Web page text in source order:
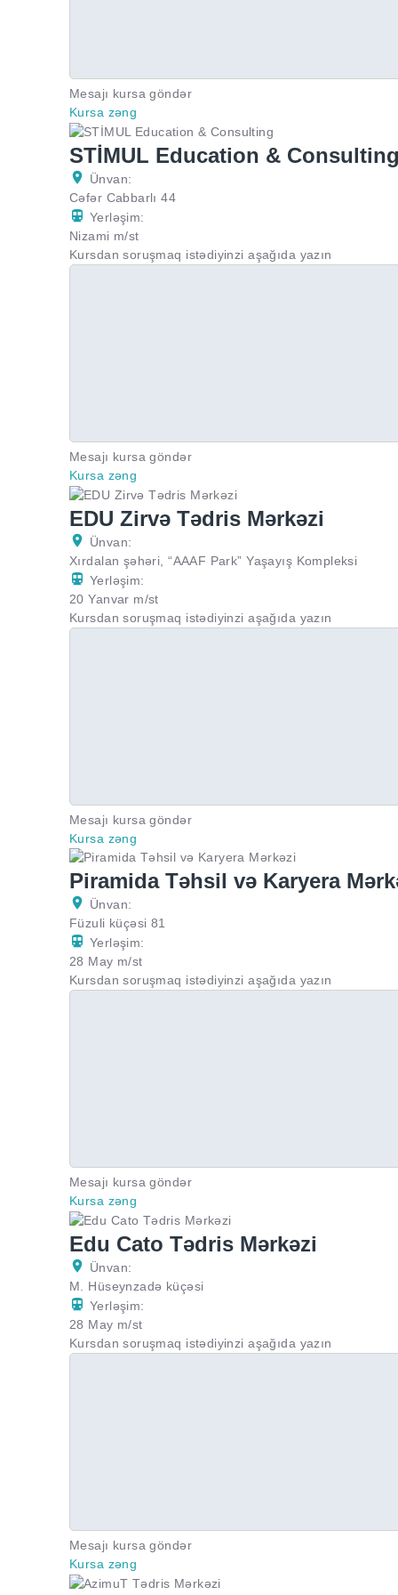
Mesajı kursa göndər
Kursa zəng
STİMUL Education &
Ünvan:
Cəfər Cabbarlı 44
Yerləşim:
Nizami m/st
Kursdan soruşmaq istədiyinzi aşağıda yazın
Mesajı kursa göndər
Kursa zəng
EDU Zirvə Tədris Mərkəzi
Ünvan:
Xırdalan şəhəri, “AAAF Park” Yaşayış Kompleksi
Yerləşim:
20 Yanvar m/st
Kursdan soruşmaq istədiyinzi aşağıda yazın
Mesajı kursa göndər
Kursa zəng
Piramida Təhsil və Karyera
Ünvan:
Füzuli küçəsi 81
Yerləşim:
28 May m/st
Kursdan soruşmaq istədiyinzi aşağıda yazın
Mesajı kursa göndər
Kursa zəng
Edu Cato Tədris Mərkəzi
Ünvan:
M. Hüseynzadə küçəsi
Yerləşim:
28 May m/st
Kursdan soruşmaq istədiyinzi aşağıda yazın
Mesajı kursa göndər
Kursa zəng